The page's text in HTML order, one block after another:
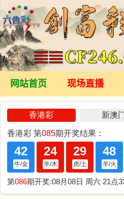
网站首页 现场直播